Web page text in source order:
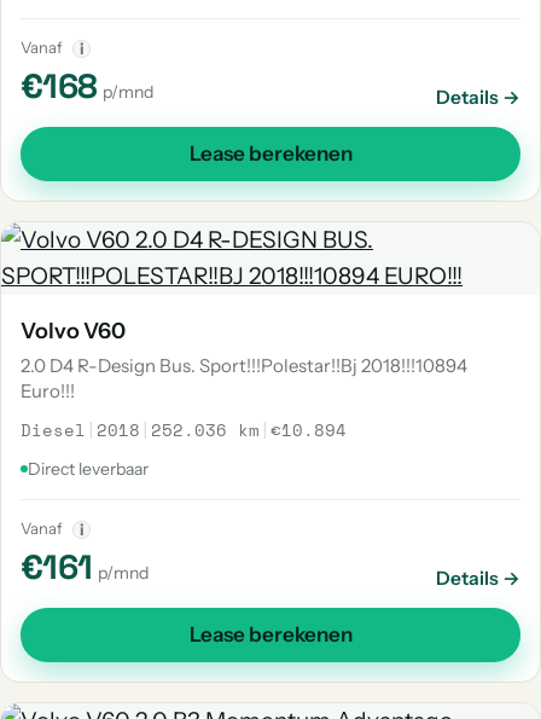
Vanaf i
€168 p/mnd Details →
Lease berekenen
Volvo V60
2.0 D4 R-Design Bus. Sport!!!Polestar!!Bj 2018!!!10894
Euro!!!
Diesel | 2018 | 252.036 km |€10.894
Direct leverbaar
Vanaf i
€161 p/mnd Details →
Lease berekenen